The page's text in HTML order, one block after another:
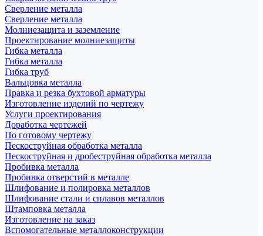
Сверление металла
Сверление металла
Молниезащита и заземление
Проектирование молниезащиты
Гибка металла
Гибка металла
Гибка труб
Вальцовка металла
Правка и резка бухтовой арматуры
Изготовление изделий по чертежу
Услуги проектирования
Доработка чертежей
По готовому чертежу
Пескоструйная обработка металла
Пескоструйная и дробеструйная обработка металла
Пробивка металла
Пробивка отверстий в металле
Шлифование и полировка металлов
Шлифование стали и сплавов металлов
Штамповка металла
Изготовление на заказ
Вспомогательные металлоконструкции